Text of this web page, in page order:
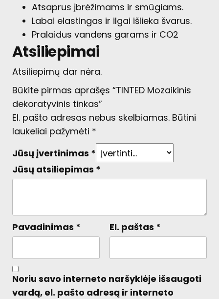
Atsaprus įbrėžimams ir smūgiams.
Labai elastingas ir ilgai išlieka švarus.
Pralaidus vandens garams ir CO2
Atsiliepimai
Atsiliepimų dar nėra.
Būkite pirmas aprašęs “TINTED Mozaikinis
dekoratyvinis tinkas”
El. pašto adresas nebus skelbiamas. Būtini
laukeliai pažymėti *
Jūsų įvertinimas *
Jūsų atsiliepimas *
Pavadinimas * El. paštas *
Noriu savo interneto naršyklėje išsaugoti
vardą, el. pašto adresą ir interneto